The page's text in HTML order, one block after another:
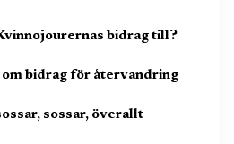
bidrag till?
bidrag för återvandring
sossar, överallt